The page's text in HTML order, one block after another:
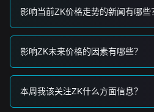
基于当前的技术结构和市场动能，
• 如果 ZK 价格接近$0.1450并显
形态），则可能构成短期买入机会。
认新的上涨趋势。
• 如果 ZK 价格跌破$0.1400的心理
的回调阶段，目标指向流动性较低
影响当前ZK价格走势的新闻有哪些
影响ZK未来价格的因素有哪些？
本周我该关注ZK什么方面信息？